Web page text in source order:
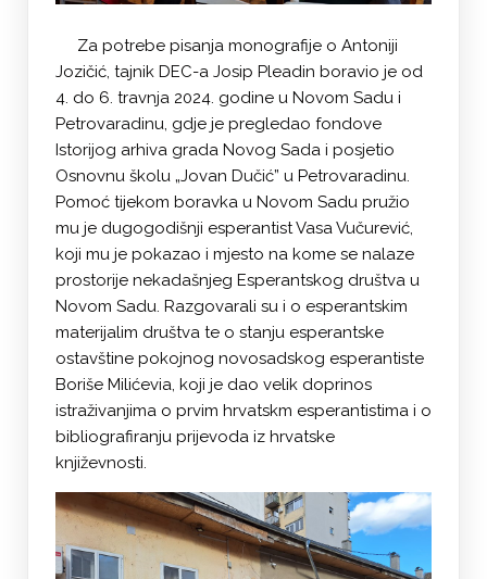
Za potrebe pisanja monografije o Antoniji
Jozičić, tajnik DEC-a Josip Pleadin boravio je od
4. do 6. travnja 2024. godine u Novom Sadu i
Petrovaradinu, gdje je pregledao fondove
Istorijog arhiva grada Novog Sada i posjetio
Osnovnu školu „Jovan Dučić” u Petrovaradinu.
Pomoć tijekom boravka u Novom Sadu pružio
mu je dugogodišnji esperantist Vasa Vučurević,
koji mu je pokazao i mjesto na kome se nalaze
prostorije nekadašnjeg Esperantskog društva u
Novom Sadu. Razgovarali su i o esperantskim
materijalim društva te o stanju esperantske
ostavštine pokojnog novosadskog esperantiste
Boriše Milićevia, koji je dao velik doprinos
istraživanjima o prvim hrvatskm esperantistima i o
bibliografiranju prijevoda iz hrvatske
književnosti.